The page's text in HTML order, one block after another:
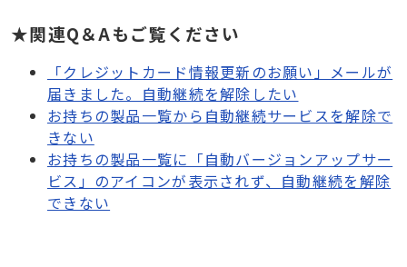
★関連Q＆Aもご覧ください
「クレジットカード情報更新のお願い」メールが
届きました。自動継続を解除したい
お持ちの製品一覧から自動継続サービスを解除で
きない
お持ちの製品一覧に「自動バージョンアップサー
ビス」のアイコンが表示されず、自動継続を解除
できない